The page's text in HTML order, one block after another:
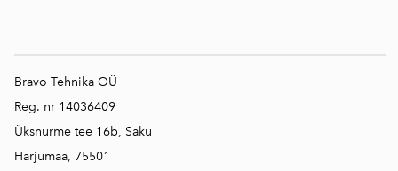
Bravo Tehnika OÜ
Reg. nr 14036409
Üksnurme tee 16b, Saku
Harjumaa, 75501